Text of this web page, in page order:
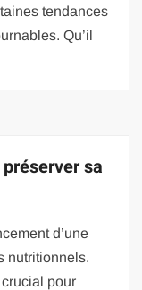
tendances
Qu’il
sa
d’une
nutritionnels.
pour